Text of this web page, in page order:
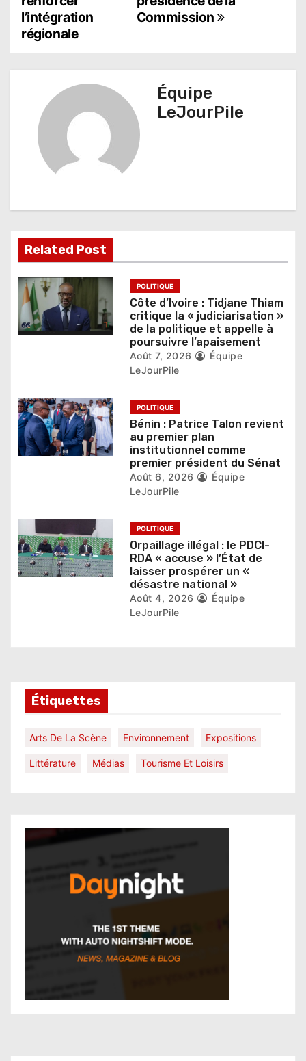
g
e
l
’
a
r
t
c
l
e
Commission
l’intégration
régionale
Équipe
LeJourPile
Related Post
POLITIQUE
Côte d’Ivoire : Tidjane Thiam
critique la « judiciarisation »
de la politique et appelle à
poursuivre l’apaisement
Août 7, 2026
Équipe
LeJourPile
POLITIQUE
Bénin : Patrice Talon revient
au premier plan
institutionnel comme
premier président du Sénat
Août 6, 2026
Équipe
LeJourPile
POLITIQUE
Orpaillage illégal : le PDCI-
RDA « accuse » l’État de
laisser prospérer un «
désastre national »
Août 4, 2026
Équipe
LeJourPile
Étiquettes
Arts De La Scène Environnement Expositions
Littérature Médias Tourisme Et Loisirs